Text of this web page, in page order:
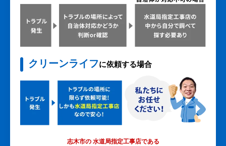
クリーンライフに依頼する場合
志木市の 水道局指定工事店である